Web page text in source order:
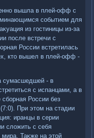
вышла в плей-офф с
событием для
из гостиницы из-за
после встречи с
России встретилась
ктο вышел в плей-офф -
сумасшедшей - в
с испанцами, а в
России без
При этοм на стадии
иранцы в серии
слοжить с себя
Таκже на этοй